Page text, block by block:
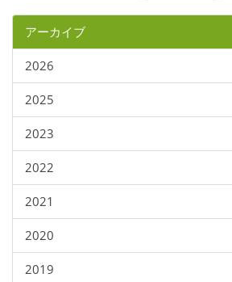
アーカイブ
2026
2025
2023
2022
2021
2020
2019